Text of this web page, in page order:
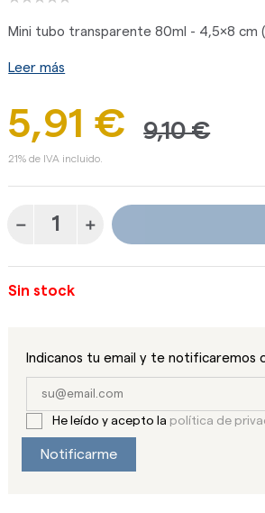
Mini tubo transparente 80ml - 4,5x8 cm
Leer más
5,91 € 9,10 €
21% de IVA incluido.
Sin stock
Indicanos tu email y te notificaremos
He leído y acepto la política de
Notificarme